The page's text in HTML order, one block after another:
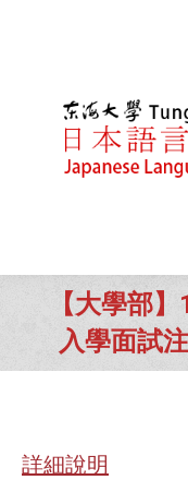
【大學部
入學面試
詳細說明